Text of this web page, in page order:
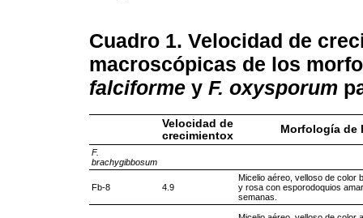
Cuadro 1. Velocidad de
macroscópicas de los
falciforme y F. oxysporum
Velocidad de
crecimientox
Morfología de
F.
brachygibbosum
Fb-8 4.9
Micelio aéreo, velloso de color
y rosa con esporodoquios
semanas.